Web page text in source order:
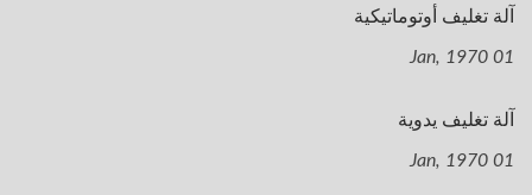
آلة تغليف أوتوماتيكية
01 Jan, 1970
آلة تغليف يدوية
01 Jan, 1970